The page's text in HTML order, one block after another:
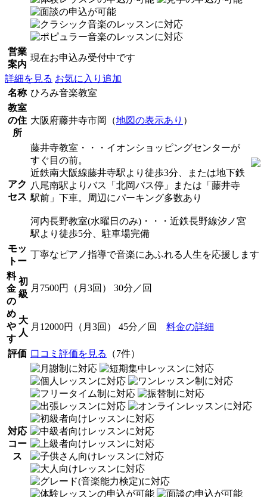
営業
案内
現在お申込み受付中です
詳細を見る お気に入り追加
名称 ひろみ音楽教室
教室
の住
所
大阪府藤井寺市岡（地図の表示あり ）
アク
セス
藤井寺教室・・・イオンショッピングセンターが
すぐ目の前。
近鉄南大阪線藤井寺駅より徒歩3分、または地下鉄
八尾南駅よりバス「北岡バス停」または「藤井寺
駅前」下車。周辺にパーキング多数あり
河内長野教室(水曜日のみ)・・・近鉄長野線汐ノ宮
駅より徒歩5分、駐車場完備
モッ
トー
丁寧なピアノ指導で音楽にあふれる人生を応援します
料
金
の
め
や
す
初
級
月7500円（月3回） 30分／回
大
人
月12000円（月3回） 45分／回 料金の詳細
評価 口コミ評価を見る （7件）
対応
コー
ス